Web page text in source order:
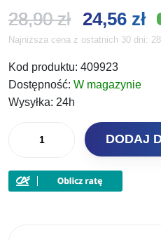
28,90zł Pierwotna
cena
wynosiła:
24,56 zł
Najniższa cena z ostatnich 30 dni:
Kod produktu: 409923
Dostępność: W magazynie
Wysyłka: 24h
Decoy
Y-
DODAJ